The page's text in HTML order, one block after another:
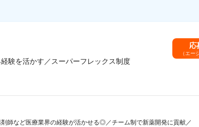
験を活かす／スーパーフレックス制度
応
（エー
など医療業界の経験が活かせる◎／チーム制で新薬開発に貢献／